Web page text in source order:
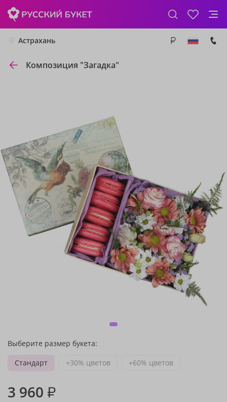
Астрахань
Композиция "Загадка"
Выберите размер букета:
Стандарт
+30% цветов +60% цветов
3 960 ₽